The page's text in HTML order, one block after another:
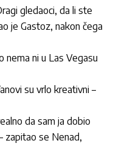
gledaoci, da li ste
je Gastoz, nakon čega
nema ni u Las Vegasu
su vrlo kreativni –
da sam ja dobio
zapitao se Nenad,